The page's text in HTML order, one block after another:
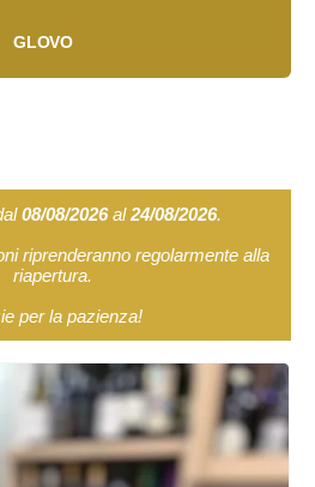
GLOVO
08/08/2026al24/08/2026.
riprenderanno regolarmente alla
riapertura.
per la pazienza!